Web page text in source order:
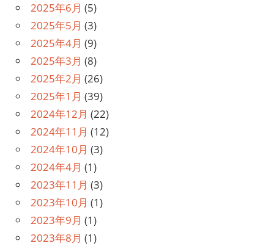
2025年6月 (5)
2025年5月 (3)
2025年4月 (9)
2025年3月 (8)
2025年2月 (26)
2025年1月 (39)
2024年12月 (22)
2024年11月 (12)
2024年10月 (3)
2024年4月 (1)
2023年11月 (3)
2023年10月 (1)
2023年9月 (1)
2023年8月 (1)